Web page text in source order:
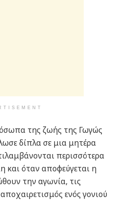
της ζωής της Γωγώς
δίπλα σε μια μητέρα
περισσότερα
και όταν αποφεύγεται η
την αγωνία, τις
ενός γονιού